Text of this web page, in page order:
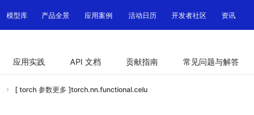
模型库 产品全景 应用案例 活动日历 开发者社区 资讯
应用实践 API 文档 贡献指南 常见问题与解答
[ torch 参数更多 ]torch.nn.functional.celu